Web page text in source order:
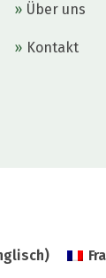
Über uns
Kontakt
)